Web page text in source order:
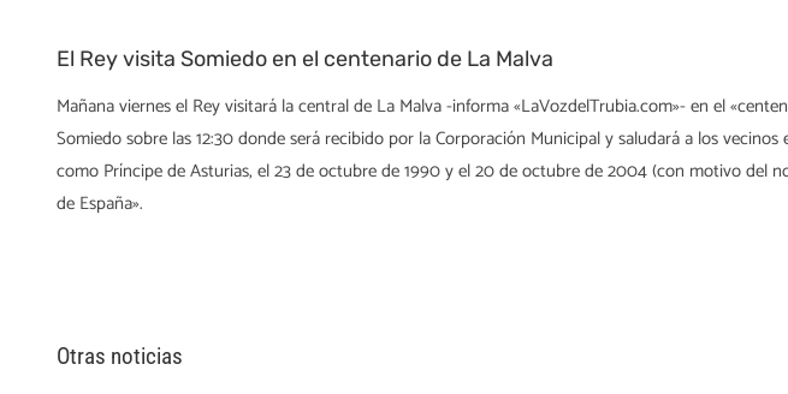
El Rey visita Somiedo en el centenario de La Malva
Mañana viernes el Rey visitará la central de La Malva -informa «LaVozdelTrubia.com»- en el
Somiedo sobre las 12:30 donde será recibido por la Corporación Municipal y saludará a los
como Príncipe de Asturias, el 23 de octubre de 1990 y el 20 de octubre de 2004 (con motivo del
de España».
Otras noticias